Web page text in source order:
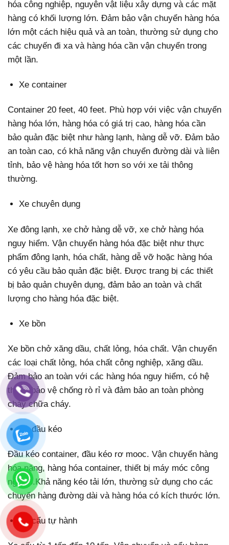
hóa công nghiệp, nguyên vật liệu xây dựng và các mặt
hàng có khối lượng lớn. Đảm bảo vận chuyển hàng hóa
lớn một cách hiệu quả và an toàn, thường sử dụng cho
các chuyến đi xa và hàng hóa cần vận chuyển trong
một lần.
Xe container
Container 20 feet, 40 feet. Phù hợp với việc vận chuyển
hàng hóa lớn, hàng hóa có giá trị cao, hàng hóa cần
bảo quản đặc biệt như hàng lạnh, hàng dễ vỡ. Đảm bảo
an toàn cao, có khả năng vận chuyển đường dài và liên
tỉnh, bảo vệ hàng hóa tốt hơn so với xe tải thông
thường.
Xe chuyên dụng
Xe đông lạnh, xe chở hàng dễ vỡ, xe chở hàng hóa
nguy hiểm. Vận chuyển hàng hóa đặc biệt như thực
phẩm đông lạnh, hóa chất, hàng dễ vỡ hoặc hàng hóa
có yêu cầu bảo quản đặc biệt. Được trang bị các thiết
bị bảo quản chuyên dụng, đảm bảo an toàn và chất
lượng cho hàng hóa đặc biệt.
Xe bồn
Xe bồn chở xăng dầu, chất lỏng, hóa chất. Vận chuyển
các loại chất lỏng, hóa chất công nghiệp, xăng dầu.
Đảm bảo an toàn với các hàng hóa nguy hiểm, có hệ
thống bảo vệ chống rò rỉ và đảm bảo an toàn phòng
cháy chữa cháy.
Xe đầu kéo
Đầu kéo container, đầu kéo rơ mooc. Vận chuyển hàng
hóa nặng, hàng hóa container, thiết bị máy móc công
nghiệp.Khả năng kéo tải lớn, thường sử dụng cho các
chuyến hàng đường dài và hàng hóa có kích thước lớn.
Xe cẩu tự hành